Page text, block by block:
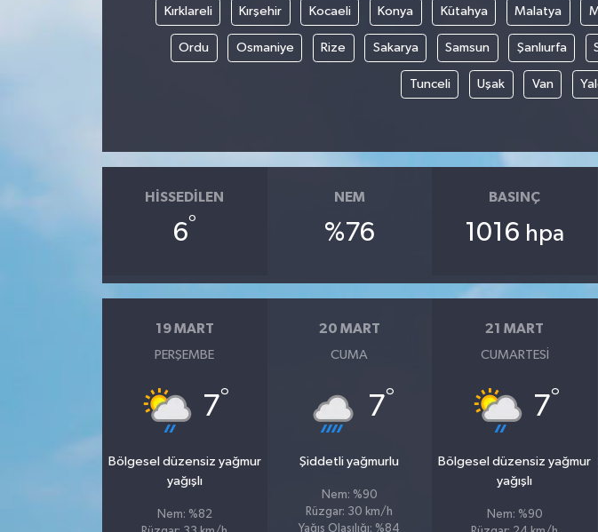
Kırklareli Kırşehir Kocaeli Konya Kütahya Malatya
Ordu Osmaniye Rize Sakarya Samsun Şanlıurfa
Tunceli Uşak Van
HISSEDILEN
6°
NEM
%76
BASINÇ
1016 hpa
19 MART
PERŞEMBE
7°
Bölgesel düzensiz yağmur
yağışlı
Nem: %82
20 MART
CUMA
7°
Şiddetli yağmurlu
Nem: %90
Rüzgar: 30 km/h
Yağış Olasılığı: %84
21 MART
CUMARTESI
7°
Bölgesel düzensiz yağmur
yağışlı
Nem: %90